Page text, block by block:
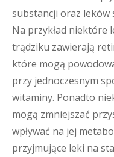
substancji oraz leków
Na przykład niektóre
trądziku zawierają
które mogą
przy jednoczesnym
witaminy. Ponadto
mogą zmniejszać
wpływać na jej
przyjmujące leki na